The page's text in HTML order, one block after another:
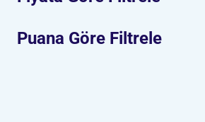
Puana Göre Filtrele